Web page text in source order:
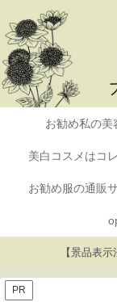
お勧め私の
美白コスメはコ
お勧め服の通販
【景品表
PR